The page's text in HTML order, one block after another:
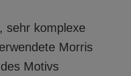
sehr komplexe
Morris
Motivs